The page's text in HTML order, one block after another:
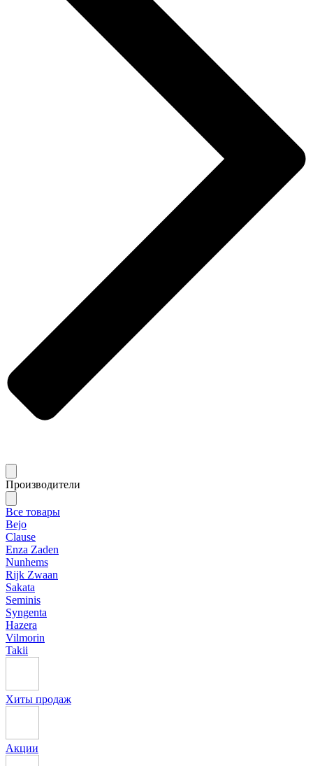
Производители
Все товары
Bejo
Clause
Enza Zaden
Nunhems
Rijk Zwaan
Sakata
Seminis
Syngenta
Hazera
Vilmorin
Takii
Хиты продаж
Акции